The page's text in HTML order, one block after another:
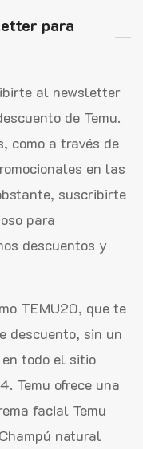
para
al newsletter
de Temu.
como a través de
en las
suscribirte
para
descuentos y
TEMU20, que te
descuento, sin un
todo el sitio
Temu ofrece una
facial Temu
natural